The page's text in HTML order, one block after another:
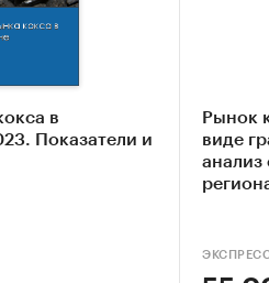
в
Показатели и
Рынок
виде
анализ